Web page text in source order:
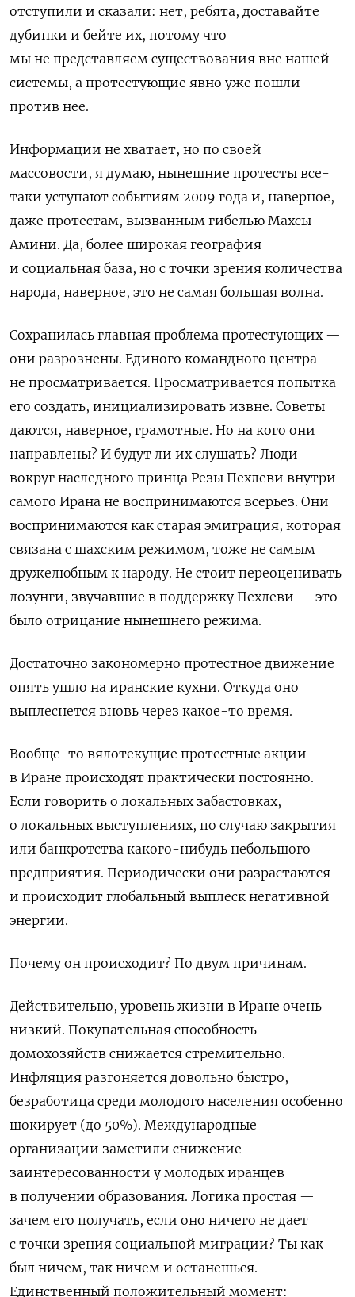
отступили и сказали: нет, ребята, доставайте
дубинки и бейте их, потому что
мы не представляем существования вне нашей
системы, а протестующие явно уже пошли
против нее.
Информации не хватает, но по своей
массовости, я думаю, нынешние протесты все-
таки уступают событиям 2009 года и, наверное,
даже протестам, вызванным гибелью Махсы
Амини. Да, более широкая география
и социальная база, но с точки зрения количества
народа, наверное, это не самая большая волна.
Сохранилась главная проблема протестующих —
они разрознены. Единого командного центра
не просматривается. Просматривается попытка
его создать, инициализировать извне. Советы
даются, наверное, грамотные. Но на кого они
направлены? И будут ли их слушать? Люди
вокруг наследного принца Резы Пехлеви внутри
самого Ирана не воспринимаются всерьез. Они
воспринимаются как старая эмиграция, которая
связана с шахским режимом, тоже не самым
дружелюбным к народу. Не стоит переоценивать
лозунги, звучавшие в поддержку Пехлеви — это
было отрицание нынешнего режима.
Достаточно закономерно протестное движение
опять ушло на иранские кухни. Откуда оно
выплеснется вновь через какое-то время.
Вообще-то вялотекущие протестные акции
в Иране происходят практически постоянно.
Если говорить о локальных забастовках,
о локальных выступлениях, по случаю закрытия
или банкротства какого-нибудь небольшого
предприятия. Периодически они разрастаются
и происходит глобальный выплеск негативной
энергии.
Почему он происходит? По двум причинам.
Действительно, уровень жизни в Иране очень
низкий. Покупательная способность
домохозяйств снижается стремительно.
Инфляция разгоняется довольно быстро,
безработица среди молодого населения особенно
шокирует (до 50%). Международные
организации заметили снижение
заинтересованности у молодых иранцев
в получении образования. Логика простая —
зачем его получать, если оно ничего не дает
с точки зрения социальной миграции? Ты как
был ничем, так ничем и останешься.
Единственный положительный момент: